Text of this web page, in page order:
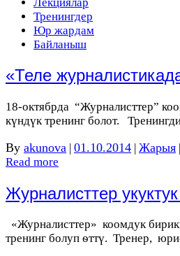
Тренингдер
Юр жардам
Байланыш
«Теле
18-октябрда “Журналисттер”
күндүк тренинг болот.
By akunova | 01.10.2014 | Жарыя |
Read more
Журналисттер
«Журналисттер» коомдук
тренинг болуп ѳттү. Тренер,